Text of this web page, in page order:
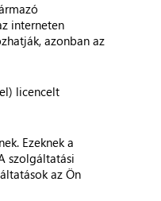
interneten
azonban az
licencelt
Ezeknek a
szolgáltatási
az Ön